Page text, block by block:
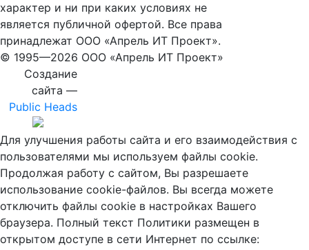
характер и ни при каких условиях не
является публичной офертой. Все права
принадлежат ООО «Апрель ИТ Проект».
© 1995—2026 ООО «Апрель ИТ Проект»
Создание
сайта —
Public Heads
Для улучшения работы сайта и его взаимодействия с
пользователями мы используем файлы cookie.
Продолжая работу с сайтом, Вы разрешаете
использование cookie-файлов. Вы всегда можете
отключить файлы cookie в настройках Вашего
браузера. Полный текст Политики размещен в
открытом доступе в сети Интернет по ссылке: